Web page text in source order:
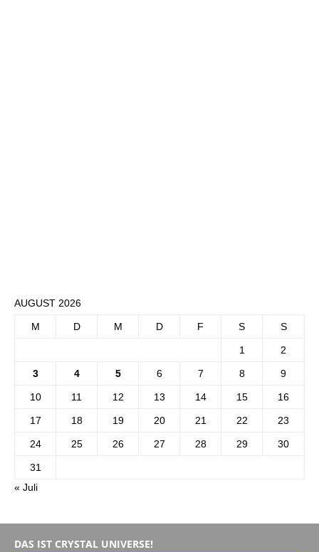
AUGUST 2026
M D M D F S S
1 2
3 4 5 6 7 8 9
10 11 12 13 14 15 16
17 18 19 20 21 22 23
24 25 26 27 28 29 30
31
« Juli
DAS IST CRYSTAL UNIVERSE!